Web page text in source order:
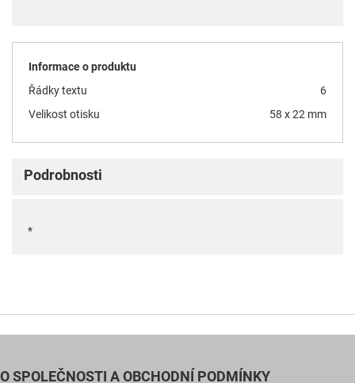
Informace o produktu
Řádky textu
6
Velikost otisku
58 x 22 mm
Podrobnosti
*
O SPOLEČNOSTI A OBCHODNÍ PODMÍNKY